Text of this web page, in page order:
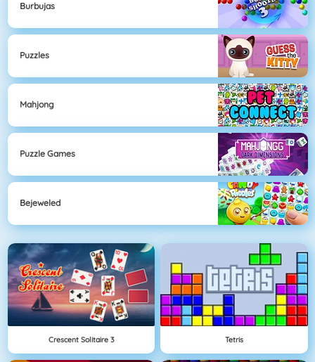
Burbujas
Puzzles
Mahjong
Puzzle Games
Bejeweled
Crescent Solitaire 3 Tetris